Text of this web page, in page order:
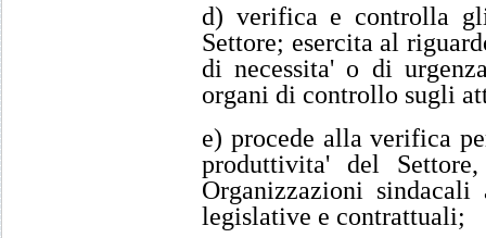
d) verifica e controlla
Settore; esercita al
di necessita' o di
organi di controllo sugli
e) procede alla verifica
produttivita' del
Organizzazioni
legislative e contrattuali;